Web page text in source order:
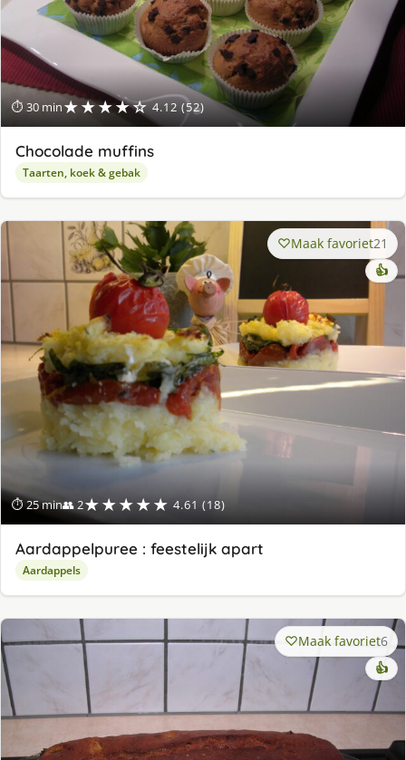
⏱ 30 min★★★★☆ 4.12 (52)
Chocolade muffins
Taarten, koek & gebak
⏱ 25 min👥 2★★★★★ 4.61 (18)
Maak favoriet21
👍
Aardappelpuree : feestelijk apart
Aardappels
Maak favoriet6
👍